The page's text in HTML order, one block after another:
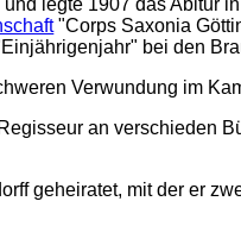
"Corps Saxonia
bei den
Verwundung im
an verschieden
geheiratet, mit der er